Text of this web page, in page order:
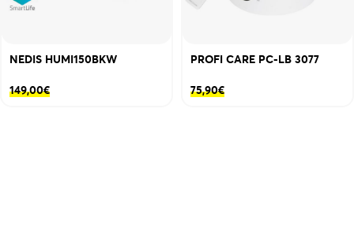
NEDIS HUMI150BKW
149,00€
PROFI CARE PC-LB 3077
75,90€